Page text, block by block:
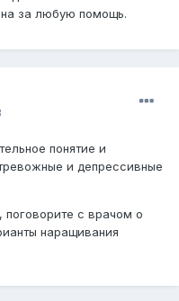
за любую помощь.
понятие и
и депрессивные
поговорите с врачом о
наращивания